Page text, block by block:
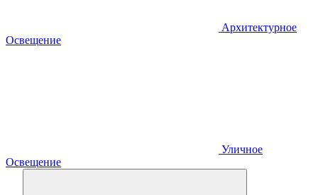
Архитектурное
Освещение
Уличное
Освещение